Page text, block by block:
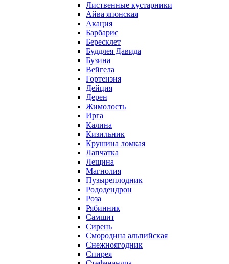
Лиственные кустарники
Айва японская
Акация
Барбарис
Бересклет
Буддлея Давида
Бузина
Вейгела
Гортензия
Дейция
Дерен
Жимолость
Ирга
Калина
Кизильник
Крушина ломкая
Лапчатка
Лещина
Магнолия
Пузыреплодник
Рододендрон
Роза
Рябинник
Самшит
Сирень
Смородина альпийская
Снежноягодник
Спирея